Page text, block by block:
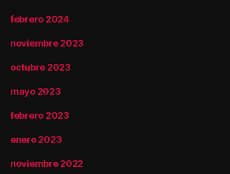
febrero 2024
noviembre 2023
octubre 2023
mayo 2023
febrero 2023
enero 2023
noviembre 2022